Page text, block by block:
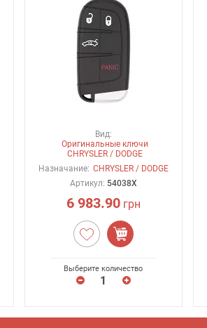
Вид:
Оригинальные ключи
CHRYSLER / DODGE
Назначание: CHRYSLER / DODGE
Артикул: 54038X
6 983.90грн
Выберите количество